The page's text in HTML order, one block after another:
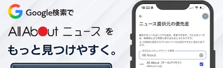
客室から望む三隈川の景色が開放的で美しい